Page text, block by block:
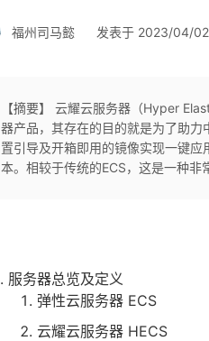
福州司马懿 发表于 2023/04/
【摘要】 云耀云服务器（Hyper
器产品，其存在的目的就是为了助
置引导及开箱即用的镜像实现一键
本。相较于传统的ECS，这是一种
服务器总览及定义
弹性云服务器 ECS
云耀云服务器 HECS